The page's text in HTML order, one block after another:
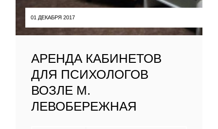
01 ДЕКАБРЯ 2017
АРЕНДА КАБИНЕТОВ
ДЛЯ ПСИХОЛОГОВ
ВОЗЛЕ М.
ЛЕВОБЕРЕЖНАЯ